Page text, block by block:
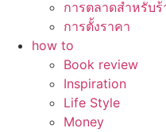
การตลาดสำหรับ
การตั้งราคา
how to
Book review
Inspiration
Life Style
Money